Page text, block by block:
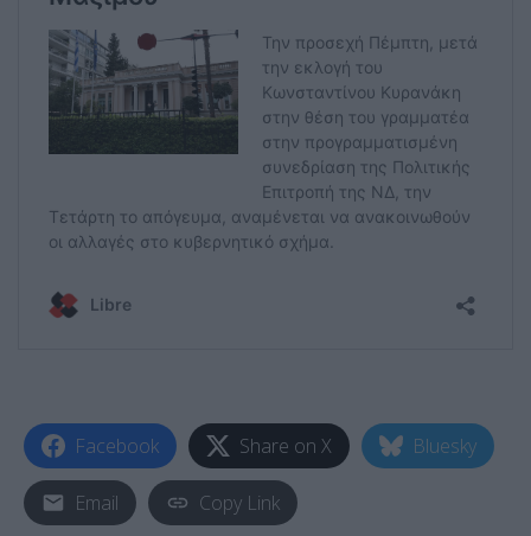
Facebook Share on X Bluesky
Email Copy Link